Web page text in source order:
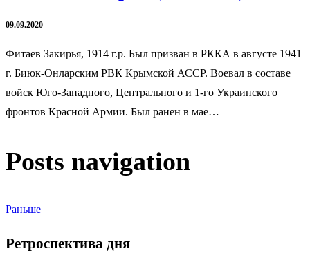
09.09.2020
Фитаев Закирья, 1914 г.р. Был призван в РККА в августе 1941
г. Биюк-Онларским РВК Крымской АССР. Воевал в составе
войск Юго-Западного, Центрального и 1-го Украинского
фронтов Красной Армии. Был ранен в мае…
Posts navigation
Раньше
Ретроспектива дня